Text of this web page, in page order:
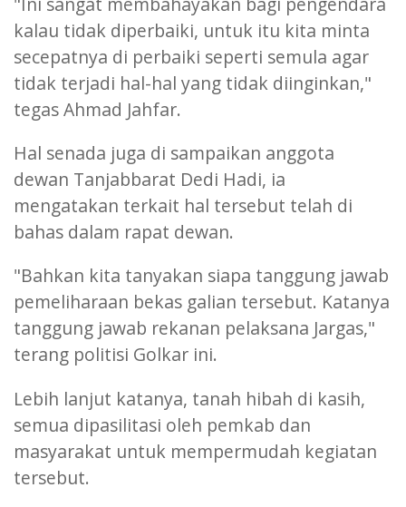
kalau tidak diperbaiki, untuk itu kita minta
secepatnya di perbaiki seperti semula agar
tidak terjadi hal-hal yang tidak diinginkan,"
tegas Ahmad Jahfar.
Hal senada juga di sampaikan anggota
dewan Tanjabbarat Dedi Hadi, ia
mengatakan terkait hal tersebut telah di
bahas dalam rapat dewan.
"Bahkan kita tanyakan siapa tanggung jawab
pemeliharaan bekas galian tersebut. Katanya
tanggung jawab rekanan pelaksana Jargas,"
terang politisi Golkar ini.
Lebih lanjut katanya, tanah hibah di kasih,
semua dipasilitasi oleh pemkab dan
masyarakat untuk mempermudah kegiatan
tersebut.